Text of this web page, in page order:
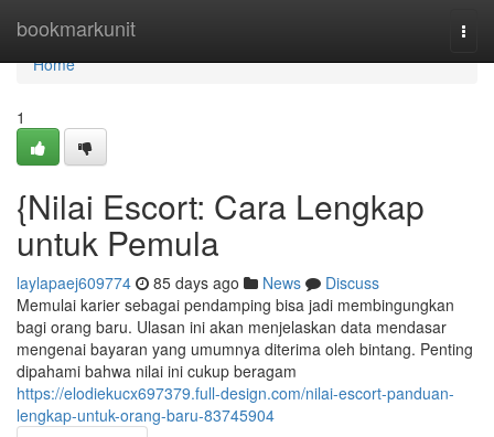
bookmarkunit
Home
Home
1
{Nilai Escort: Cara Lengkap
untuk Pemula
laylapaej609774 85 days ago News
Discuss
Memulai karier sebagai pendamping bisa jadi membingungkan
bagi orang baru. Ulasan ini akan menjelaskan data mendasar
mengenai bayaran yang umumnya diterima oleh bintang. Penting
dipahami bahwa nilai ini cukup beragam
https://elodiekucx697379.full-design.com/nilai-escort-panduan-
lengkap-untuk-orang-baru-83745904